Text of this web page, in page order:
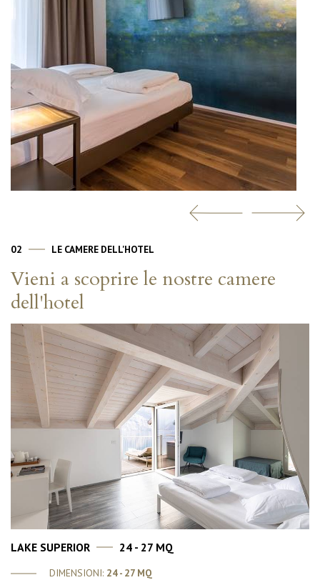
02 LE CAMERE DELL'HOTEL
Vieni a scoprire le nostre camere
dell'hotel
LAKE SUPERIOR 24 - 27 MQ
DIMENSIONI: 24 - 27 MQ